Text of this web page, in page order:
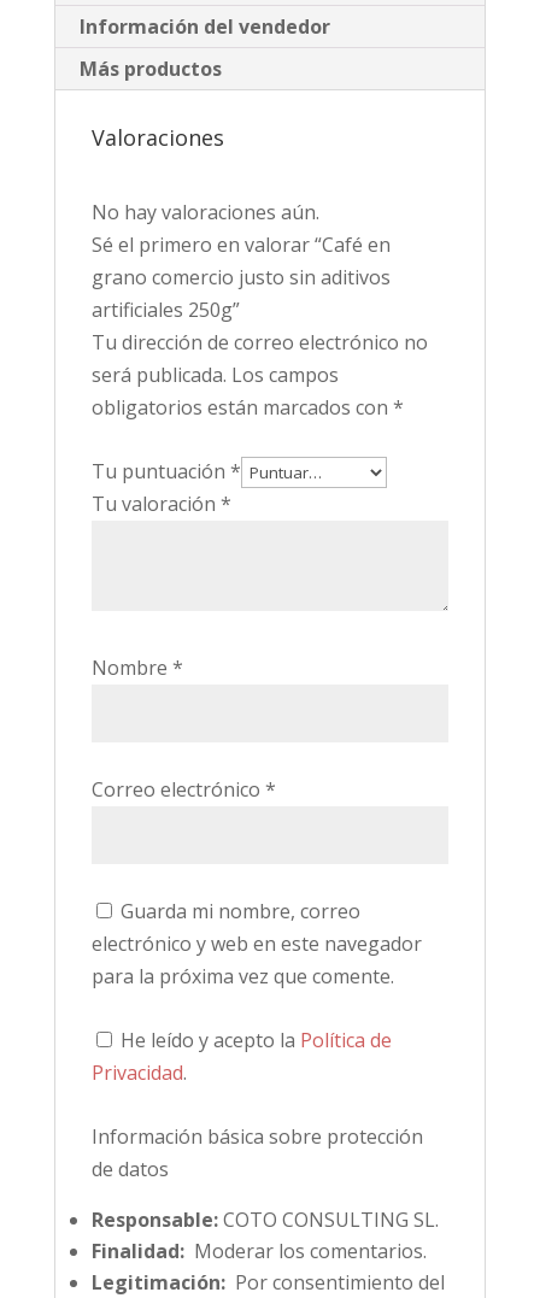
Información del vendedor
Más productos
Valoraciones
No hay valoraciones aún.
Sé el primero en valorar “Café en
grano comercio justo sin aditivos
artificiales 250g”
Tu dirección de correo electrónico no
será publicada. Los campos
obligatorios están marcados con *
Tu puntuación *
Tu valoración *
Nombre *
Correo electrónico *
Guarda mi nombre, correo
electrónico y web en este navegador
para la próxima vez que comente.
He leído y acepto la Política de
Privacidad.
Información básica sobre protección
de datos
Responsable:COTO CONSULTING SL.
Finalidad:Moderar los comentarios.
Legitimación:Por consentimiento del